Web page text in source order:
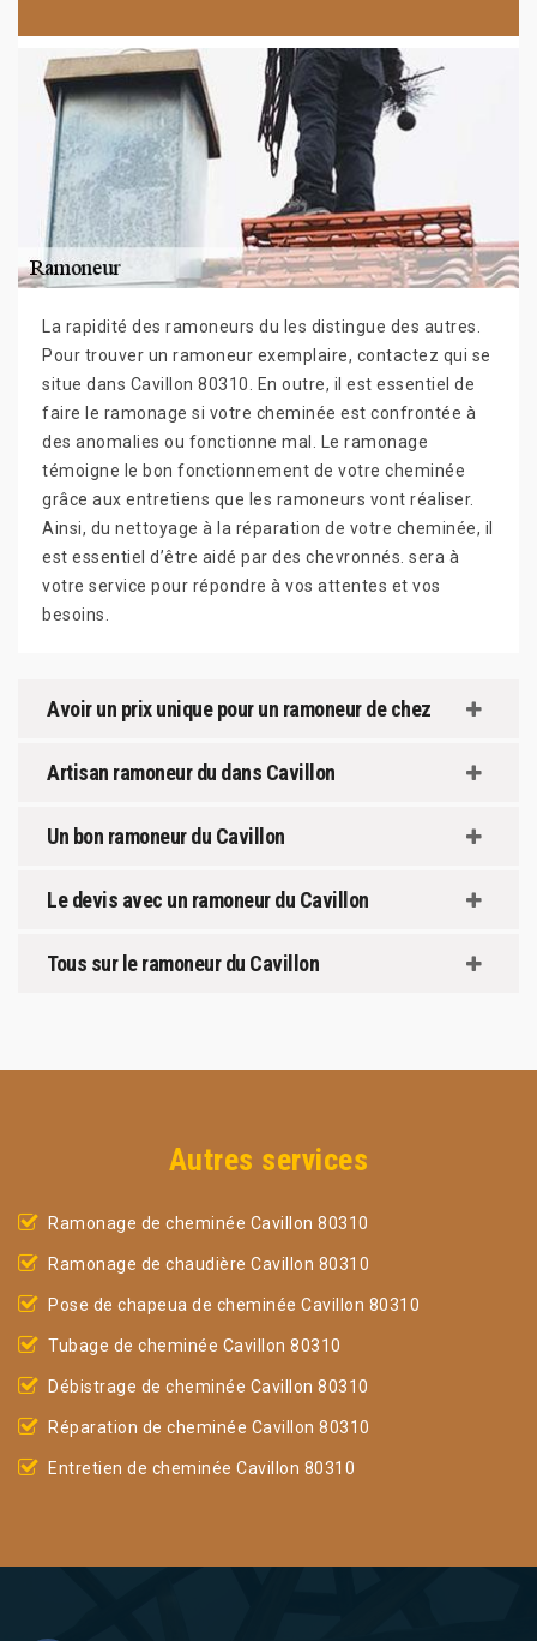
La rapidité des ramoneurs du les distingue des autres.
Pour trouver un ramoneur exemplaire, contactez qui se
situe dans Cavillon 80310. En outre, il est essentiel de
faire le ramonage si votre cheminée est confrontée à
des anomalies ou fonctionne mal. Le ramonage
témoigne le bon fonctionnement de votre cheminée
grâce aux entretiens que les ramoneurs vont réaliser.
Ainsi, du nettoyage à la réparation de votre cheminée, il
est essentiel d’être aidé par des chevronnés. sera à
votre service pour répondre à vos attentes et vos
besoins.
Avoir un prix unique pour un ramoneur de chez
Artisan ramoneur du dans Cavillon
Un bon ramoneur du Cavillon
Le devis avec un ramoneur du Cavillon
Tous sur le ramoneur du Cavillon
Autres services
Ramonage de cheminée Cavillon 80310
Ramonage de chaudière Cavillon 80310
Pose de chapeua de cheminée Cavillon 80310
Tubage de cheminée Cavillon 80310
Débistrage de cheminée Cavillon 80310
Réparation de cheminée Cavillon 80310
Entretien de cheminée Cavillon 80310